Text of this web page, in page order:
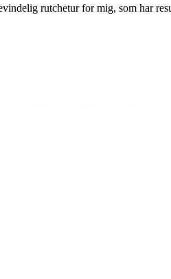
rutchetur for mig, som har